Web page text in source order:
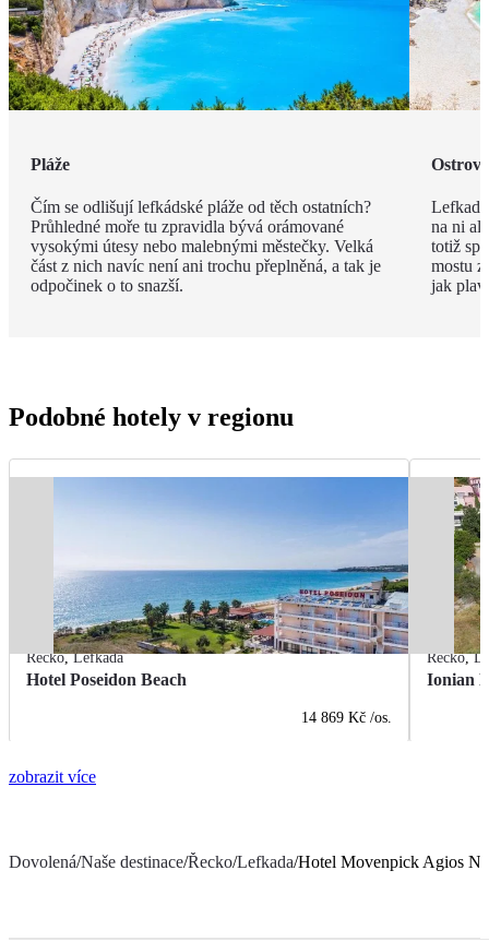
Pláže
Čím se odlišují lefkádské pláže od těch ostatních?
Průhledné moře tu zpravidla bývá orámované
vysokými útesy nebo malebnými městečky. Velká
část z nich navíc není ani trochu přeplněná, a tak je
odpočinek o to snazší.
Ostrov
na ni
totiž
mostu
jak
Podobné hotely v regionu
Řecko,Lefkada
Hotel Poseidon Beach
14 869 Kč /os.
Řecko,
Ionian
zobrazit více
Dovolená/Naše destinace/Řecko/Lefkada/Hotel Movenpick Agios